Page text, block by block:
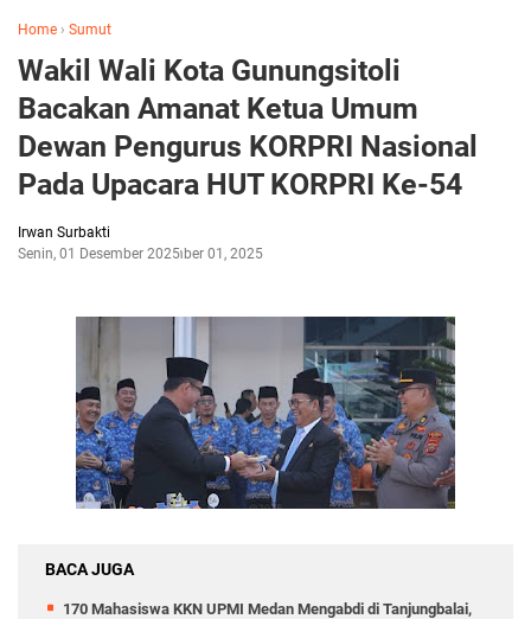
Home › Sumut
Wakil Wali Kota Gunungsitoli
Bacakan Amanat Ketua Umum
Dewan Pengurus KORPRI Nasional
Pada Upacara HUT KORPRI Ke-54
Irwan Surbakti
Senin, 01 Desember 2025Desember 01, 2025
BACA JUGA
170 Mahasiswa KKN UPMI Medan Mengabdi di Tanjungbalai,